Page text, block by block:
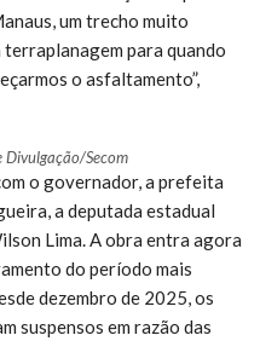
um trecho muito
para quando
o asfaltamento”,
Divulgação/Secom
o governador, a prefeita
a deputada estadual
Lima. A obra entra agora
do período mais
dezembro de 2025, os
suspensos em razão das